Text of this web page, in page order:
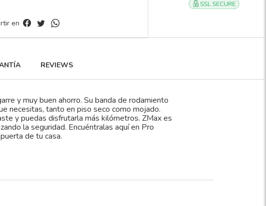
en
REVIEWS
y muy buen ahorro. Su banda de rodamiento
necesitas, tanto en piso seco como mojado.
y puedas disfrutarla más kilómetros. ZMax es
la seguridad. Encuéntralas aquí en Pro
de tu casa.